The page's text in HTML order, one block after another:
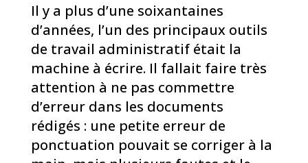
Il y a plus d’une soixantaines
d’années, l’un des principaux outils
de travail administratif était la
machine à écrire. Il fallait faire très
attention à ne pas commettre
d’erreur dans les documents
rédigés : une petite erreur de
ponctuation pouvait se corriger à la